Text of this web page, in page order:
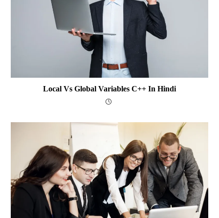
Local Vs Global Variables C++ In Hindi